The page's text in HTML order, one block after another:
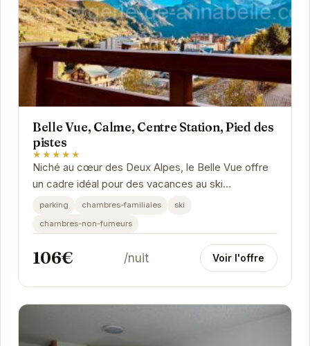
Belle Vue, Calme, Centre Station, Pied des
pistes
★★★★★
Niché au cœur des Deux Alpes, le Belle Vue offre
un cadre idéal pour des vacances au ski
inoubliables. Son emplacement privilégié, au pied
parking chambres-familiales
ski
chambres-non-fumeurs
106€ /nuit Voir l'offre